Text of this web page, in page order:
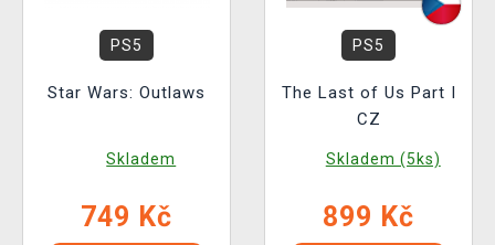
PS5
Star Wars: Outlaws
Skladem
749 Kč
PS5
The Last of Us Part I
CZ
Skladem (5ks)
899 Kč